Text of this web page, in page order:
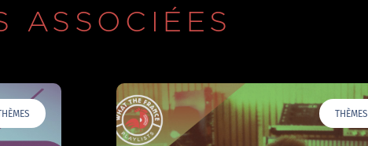
ASSOCIÉES
THÈMES